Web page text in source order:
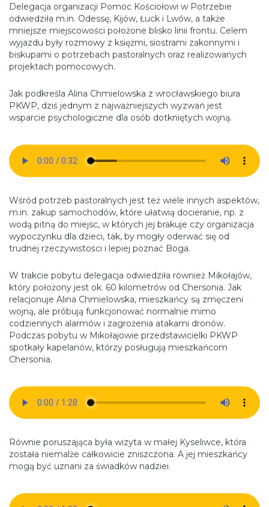
Delegacja organizacji Pomoc Kościołowi w Potrzebie
odwiedziła m.in. Odessę, Kijów, Łuck i Lwów, a także
mniejsze miejscowości położone blisko linii frontu. Celem
wyjazdu były rozmowy z księżmi, siostrami zakonnymi i
biskupami o potrzebach pastoralnych oraz realizowanych
projektach pomocowych.
Jak podkreśla Alina Chmielowska z wrocławskiego biura
PKWP, dziś jednym z najważniejszych wyzwań jest
wsparcie psychologiczne dla osób dotkniętych wojną.
Wśród potrzeb pastoralnych jest też wiele innych aspektów,
m.in. zakup samochodów, które ułatwią docieranie, np. z
wodą pitną do miejsc, w których jej brakuje czy organizacja
wypoczynku dla dzieci, tak, by mogły oderwać się od
trudnej rzeczywistości i lepiej poznać Boga.
W trakcie pobytu delegacja odwiedziła również Mikołajów,
który położony jest ok. 60 kilometrów od Chersonia. Jak
relacjonuje Alina Chmielowska, mieszkańcy są zmęczeni
wojną, ale próbują funkcjonować normalnie mimo
codziennych alarmów i zagrożenia atakami dronów.
Podczas pobytu w Mikołajowie przedstawicielki PKWP
spotkały kapelanów, którzy posługują mieszkańcom
Chersonia.
Równie poruszająca była wizyta w małej Kyseliwce, która
została niemalże całkowicie zniszczona. A jej mieszkańcy
mogą być uznani za świadków nadziei.